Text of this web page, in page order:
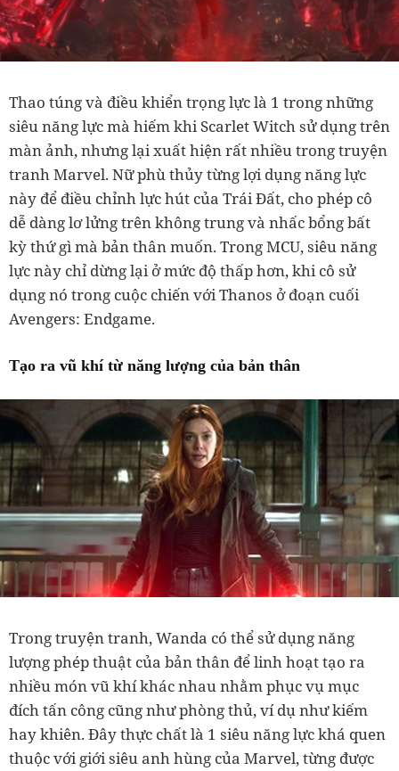
Thao túng và điều khiển trọng lực là 1 trong những
siêu năng lực mà hiếm khi Scarlet Witch sử dụng trên
màn ảnh, nhưng lại xuất hiện rất nhiều trong truyện
tranh Marvel. Nữ phù thủy từng lợi dụng năng lực
này để điều chỉnh lực hút của Trái Đất, cho phép cô
dễ dàng lơ lửng trên không trung và nhấc bổng bất
kỳ thứ gì mà bản thân muốn. Trong MCU, siêu năng
lực này chỉ dừng lại ở mức độ thấp hơn, khi cô sử
dụng nó trong cuộc chiến với Thanos ở đoạn cuối
Avengers: Endgame.
Tạo ra vũ khí từ năng lượng của bản thân
Trong truyện tranh, Wanda có thể sử dụng năng
lượng phép thuật của bản thân để linh hoạt tạo ra
nhiều món vũ khí khác nhau nhằm phục vụ mục
đích tấn công cũng như phòng thủ, ví dụ như kiếm
hay khiên. Đây thực chất là 1 siêu năng lực khá quen
thuộc với giới siêu anh hùng của Marvel, từng được